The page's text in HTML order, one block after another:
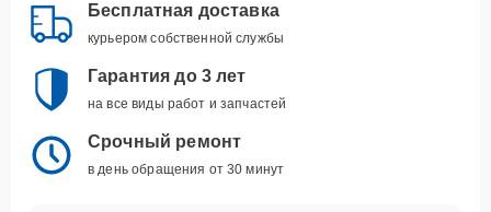
Бесплатная доставка
курьером собственной службы
Гарантия до 3 лет
на все виды работ и запчастей
Срочный ремонт
в день обращения от 30 минут